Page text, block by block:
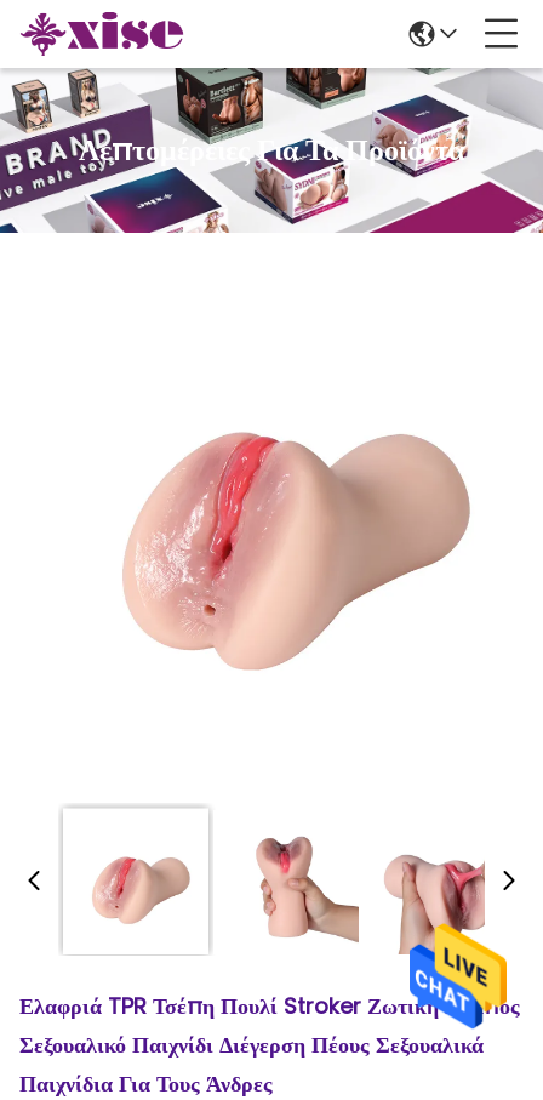
Λεπτομέρειες Για Τα Προϊόντα
Ελαφριά TPR Τσέπη Πουλί Stroker Ζωτική Κόλπος
Σεξουαλικό Παιχνίδι Διέγερση Πέους Σεξουαλικά
Παιχνίδια Για Τους Άνδρες